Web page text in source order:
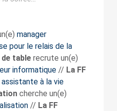
manager
pour le relais de la
de table recrute un(e)
informatique// La FF
assistante à la vie
cherche un(e)
// La FF